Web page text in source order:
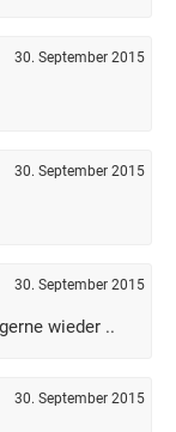
30. September 2015
30. September 2015
30. September 2015
wieder ..
30. September 2015